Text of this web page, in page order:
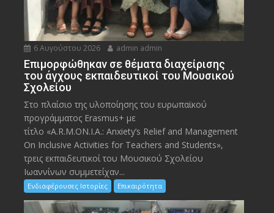
6 Αυγούστου 2026 admin admin
Eπιμορφώθηκαν σε θέματα διαχείρισης
του άγχους εκπαιδευτικοί του Μουσικού
Σχολείου
Στο πλαίσιο της υλοποίησης του ευρωπαϊκού
προγράμματος Erasmus+ με
τίτλο «A.R.M.ON.I.A.: Anxiety’s Relief and Management
On Inclusive Activities for Teachers and Students»,
τρεις εκπαιδευτικοί του Μουσικού Σχολείου
Ιωαννίνων συμμετείχαν...
Ενδιαφέρουσες Ιστορίες Επικαιρότητα